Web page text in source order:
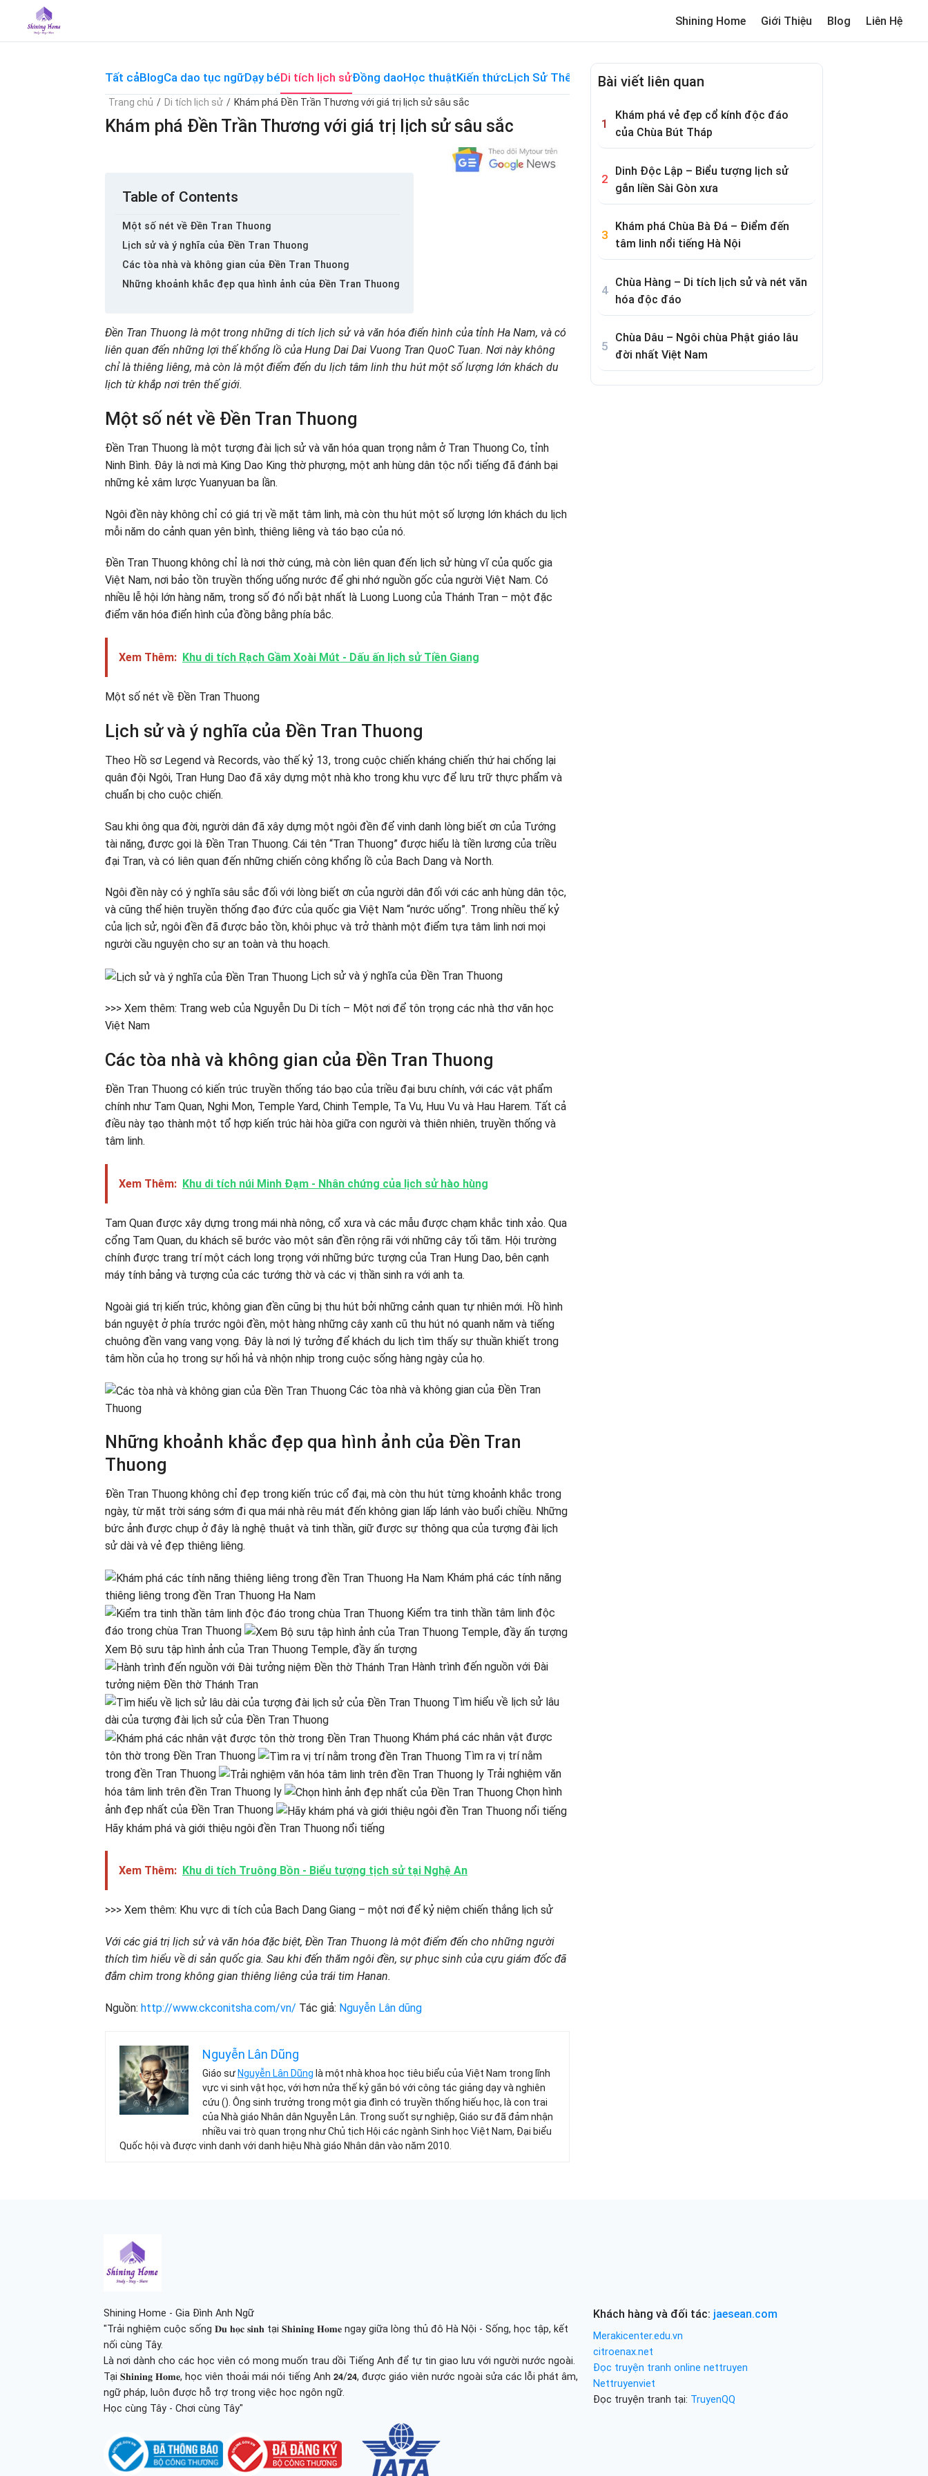
content
Shining Home Giới Thiệu Blog Liên Hệ
Tất cảBlogCa dao tục ngữDạy béDi tích lịch sửĐồng daoHọc thuậtKiến thứcLịch Sử Thế Giới MemeReview trường cho bé
Trang chủ / Di tích lịch sử / Khám phá Đền Trần Thương với giá trị lịch sử sâu sắc
Khám phá Đền Trần Thương với giá trị lịch sử sâu sắc
Table of Contents
Một số nét về Đền Tran Thuong
Lịch sử và ý nghĩa của Đền Tran Thuong
Các tòa nhà và không gian của Đền Tran Thuong
Những khoảnh khắc đẹp qua hình ảnh của Đền Tran Thuong
Đền Tran Thuong là một trong những di tích lịch sử và văn hóa điển hình của tỉnh Ha Nam, và có
liên quan đến những lợi thế khổng lồ của Hung Dai Dai Vuong Tran QuoC Tuan. Nơi này không
chỉ là thiêng liêng, mà còn là một điểm đến du lịch tâm linh thu hút một số lượng lớn khách du
lịch từ khắp nơi trên thế giới.
Một số nét về Đền Tran Thuong
Đền Tran Thuong là một tượng đài lịch sử và văn hóa quan trọng nằm ở Tran Thuong Co, tỉnh
Ninh Bình. Đây là nơi mà King Dao King thờ phượng, một anh hùng dân tộc nổi tiếng đã đánh bại
những kẻ xâm lược Yuanyuan ba lần.
Ngôi đền này không chỉ có giá trị về mặt tâm linh, mà còn thu hút một số lượng lớn khách du lịch
mỗi năm do cảnh quan yên bình, thiêng liêng và táo bạo của nó.
Đền Tran Thuong không chỉ là nơi thờ cúng, mà còn liên quan đến lịch sử hùng vĩ của quốc gia
Việt Nam, nơi bảo tồn truyền thống uống nước để ghi nhớ nguồn gốc của người Việt Nam. Có
nhiều lễ hội lớn hàng năm, trong số đó nổi bật nhất là Luong Luong của Thánh Tran – một đặc
điểm văn hóa điển hình của đồng bằng phía bắc.
Xem Thêm: Khu di tích Rạch Gầm Xoài Mút - Dấu ấn lịch sử Tiền Giang
Một số nét về Đền Tran Thuong
Lịch sử và ý nghĩa của Đền Tran Thuong
Theo Hồ sơ Legend và Records, vào thế kỷ 13, trong cuộc chiến kháng chiến thứ hai chống lại
quân đội Ngôi, Tran Hung Dao đã xây dựng một nhà kho trong khu vực để lưu trữ thực phẩm và
chuẩn bị cho cuộc chiến.
Sau khi ông qua đời, người dân đã xây dựng một ngôi đền để vinh danh lòng biết ơn của Tướng
tài năng, được gọi là Đền Tran Thuong. Cái tên “Tran Thuong” được hiểu là tiền lương của triều
đại Tran, và có liên quan đến những chiến công khổng lồ của Bach Dang và North.
Ngôi đền này có ý nghĩa sâu sắc đối với lòng biết ơn của người dân đối với các anh hùng dân tộc,
và cũng thể hiện truyền thống đạo đức của quốc gia Việt Nam “nước uống”. Trong nhiều thế kỷ
của lịch sử, ngôi đền đã được bảo tồn, khôi phục và trở thành một điểm tựa tâm linh nơi mọi
người cầu nguyện cho sự an toàn và thu hoạch.
Lịch sử và ý nghĩa của Đền Tran Thuong
>>> Xem thêm: Trang web của Nguyễn Du Di tích – Một nơi để tôn trọng các nhà thơ văn học
Việt Nam
Các tòa nhà và không gian của Đền Tran Thuong
Đền Tran Thuong có kiến trúc truyền thống táo bạo của triều đại bưu chính, với các vật phẩm
chính như Tam Quan, Nghi Mon, Temple Yard, Chinh Temple, Ta Vu, Huu Vu và Hau Harem. Tất cả
điều này tạo thành một tổ hợp kiến trúc hài hòa giữa con người và thiên nhiên, truyền thống và
tâm linh.
Xem Thêm: Khu di tích núi Minh Đạm - Nhân chứng của lịch sử hào hùng
Tam Quan được xây dựng trong mái nhà nông, cổ xưa và các mẫu được chạm khắc tinh xảo. Qua
cổng Tam Quan, du khách sẽ bước vào một sân đền rộng rãi với những cây tối tăm. Hội trường
chính được trang trí một cách long trọng với những bức tượng của Tran Hung Dao, bên cạnh
máy tính bảng và tượng của các tướng thờ và các vị thần sinh ra với anh ta.
Ngoài giá trị kiến trúc, không gian đền cũng bị thu hút bởi những cảnh quan tự nhiên mới. Hồ hình
bán nguyệt ở phía trước ngôi đền, một hàng những cây xanh cũ thu hút nó quanh năm và tiếng
chuông đền vang vang vọng. Đây là nơi lý tưởng để khách du lịch tìm thấy sự thuần khiết trong
tâm hồn của họ trong sự hối hả và nhộn nhịp trong cuộc sống hàng ngày của họ.
Các tòa nhà và không gian của Đền Tran
Thuong
Những khoảnh khắc đẹp qua hình ảnh của Đền Tran
Thuong
Đền Tran Thuong không chỉ đẹp trong kiến trúc cổ đại, mà còn thu hút từng khoảnh khắc trong
ngày, từ mặt trời sáng sớm đi qua mái nhà rêu mát đến không gian lấp lánh vào buổi chiều. Những
bức ảnh được chụp ở đây là nghệ thuật và tinh thần, giữ được sự thông qua của tượng đài lịch
sử dài và vẻ đẹp thiêng liêng.
Khám phá các tính năng
thiêng liêng trong đền Tran Thuong Ha Nam
Kiểm tra tinh thần tâm linh độc
đáo trong chùa Tran Thuong
Xem Bộ sưu tập hình ảnh của Tran Thuong Temple, đầy ấn tượng
Hành trình đến nguồn với Đài
tưởng niệm Đền thờ Thánh Tran
Tìm hiểu về lịch sử lâu
dài của tượng đài lịch sử của Đền Tran Thuong
Khám phá các nhân vật được
tôn thờ trong Đền Tran Thuong
Tìm ra vị trí nằm
trong đền Tran Thuong
Trải nghiệm văn
hóa tâm linh trên đền Tran Thuong ly
Chọn hình
ảnh đẹp nhất của Đền Tran Thuong
Hãy khám phá và giới thiệu ngôi đền Tran Thuong nổi tiếng
Xem Thêm: Khu di tích Truông Bồn - Biểu tượng tịch sử tại Nghệ An
>>> Xem thêm: Khu vực di tích của Bach Dang Giang – một nơi để kỷ niệm chiến thắng lịch sử
Với các giá trị lịch sử và văn hóa đặc biệt, Đền Tran Thuong là một điểm đến cho những người
thích tìm hiểu về di sản quốc gia. Sau khi đến thăm ngôi đền, sự phục sinh của cựu giám đốc đã
đắm chìm trong không gian thiêng liêng của trái tim Hanan.
Nguồn: http://www.ckconitsha.com/vn/ Tác giả: Nguyễn Lân dũng
Nguyễn Lân Dũng
Giáo sư Nguyễn Lân Dũng là một nhà khoa học tiêu biểu của Việt Nam trong lĩnh
vực vi sinh vật học, với hơn nửa thế kỷ gắn bó với công tác giảng dạy và nghiên
cứu (). Ông sinh trưởng trong một gia đình có truyền thống hiếu học, là con trai
của Nhà giáo Nhân dân Nguyễn Lân. Trong suốt sự nghiệp, Giáo sư đã đảm nhận
nhiều vai trò quan trọng như Chủ tịch Hội các ngành Sinh học Việt Nam, Đại biểu
Quốc hội và được vinh danh với danh hiệu Nhà giáo Nhân dân vào năm 2010.
Bài viết liên quan
Khám phá vẻ đẹp cổ kính độc đáo
của Chùa Bút Tháp
Dinh Độc Lập – Biểu tượng lịch sử
gắn liền Sài Gòn xưa
Khám phá Chùa Bà Đá – Điểm đến
tâm linh nổi tiếng Hà Nội
Chùa Hàng – Di tích lịch sử và nét văn
hóa độc đáo
Chùa Dâu – Ngôi chùa Phật giáo lâu
đời nhất Việt Nam
Shining Home - Gia Đình Anh Ngữ
"Trải nghiệm cuộc sống 𝐃𝐮 𝐡𝐨̣𝐜 𝐬𝐢𝐧𝐡 tại 𝐒𝐡𝐢𝐧𝐢𝐧𝐠 𝐇𝐨𝐦𝐞 ngay giữa lòng thủ đô Hà Nội - Sống, học tập, kết
nối cùng Tây.
Là nơi dành cho các học viên có mong muốn trau dồi Tiếng Anh để tự tin giao lưu với người nước ngoài.
Tại 𝐒𝐡𝐢𝐧𝐢𝐧𝐠 𝐇𝐨𝐦𝐞, học viên thoải mái nói tiếng Anh 𝟮𝟰/𝟮𝟰, được giáo viên nước ngoài sửa các lỗi phát âm,
ngữ pháp, luôn được hỗ trợ trong việc học ngôn ngữ.
Học cùng Tây - Chơi cùng Tây"
Khách hàng và đối tác: jaesean.com
Merakicenter.edu.vn
citroenax.net
Đọc truyện tranh online nettruyen
Nettruyenviet
Đọc truyện tranh tại: TruyenQQ